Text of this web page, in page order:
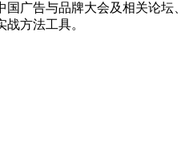
广告与品牌大会及相关论坛、
方法工具。